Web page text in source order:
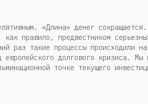
«Длина» денег
как правило, предвестником
раз такие процессы происходили
долгового кризиса. Мы
точке текущего